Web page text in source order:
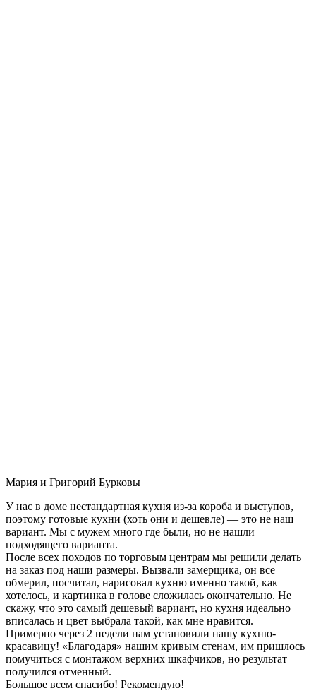
Мария и Григорий Бурковы
У нас в доме нестандартная кухня из-за короба и выступов,
поэтому готовые кухни (хоть они и дешевле) — это не наш
вариант. Мы с мужем много где были, но не нашли
подходящего варианта.
После всех походов по торговым центрам мы решили делать
на заказ под наши размеры. Вызвали замерщика, он все
обмерил, посчитал, нарисовал кухню именно такой, как
хотелось, и картинка в голове сложилась окончательно. Не
скажу, что это самый дешевый вариант, но кухня идеально
вписалась и цвет выбрала такой, как мне нравится.
Примерно через 2 недели нам установили нашу кухню-
красавицу! «Благодаря» нашим кривым стенам, им пришлось
помучиться с монтажом верхних шкафчиков, но результат
получился отменный.
Большое всем спасибо! Рекомендую!